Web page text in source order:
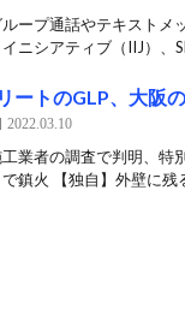
ループ通話やテキストメ
イニシアティブ（IIJ）、
ートのGLP、大阪
2022.03.10
業者の調査で判明、特
で鎮火 【独自】外壁に